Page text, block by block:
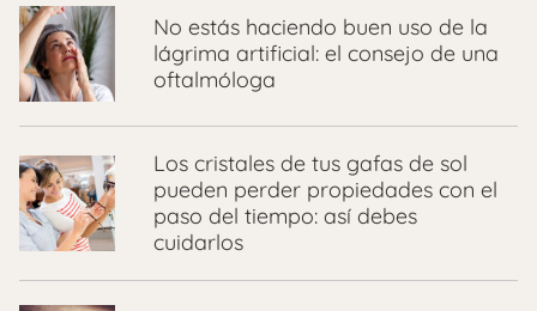
No estás haciendo buen uso de la
lágrima artificial: el consejo de una
oftalmóloga
Los cristales de tus gafas de sol
pueden perder propiedades con el
paso del tiempo: así debes
cuidarlos